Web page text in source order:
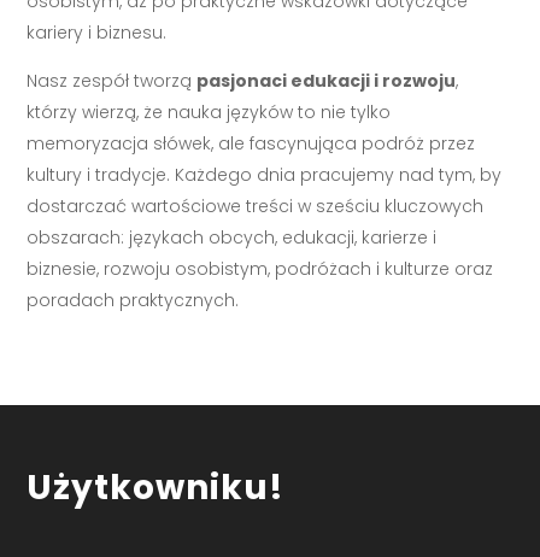
kariery i biznesu.
Nasz zespół tworzą pasjonaci edukacji i rozwoju,
którzy wierzą, że nauka języków to nie tylko
memoryzacja słówek, ale fascynująca podróż przez
kultury i tradycje. Każdego dnia pracujemy nad tym, by
dostarczać wartościowe treści w sześciu kluczowych
obszarach: językach obcych, edukacji, karierze i
biznesie, rozwoju osobistym, podróżach i kulturze oraz
poradach praktycznych.
Użytkowniku!